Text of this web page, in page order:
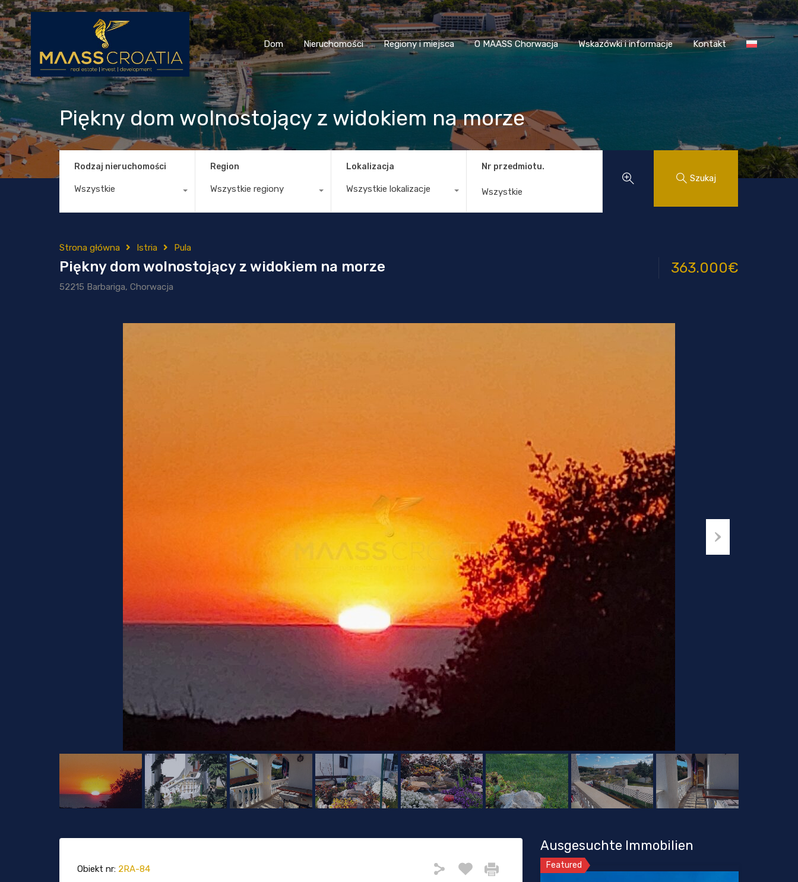
Dom Nieruchomości Regiony i miejsca O MAASS Chorwacja Wskazówki i informacje Kontakt
Dom Nieruchomości Regiony i miejsca O MAASS Chorwacja Wskazówki i informacje Kontakt
Piękny dom wolnostojący z widokiem na morze
Rodzaj nieruchomości
Wszystkie
Region
Wszystkie regiony
Lokalizacja
Wszystkie lokalizacje
Nr przedmiotu.
Szukaj
Strona główna Istria Pula
Piękny dom wolnostojący z widokiem na morze
52215 Barbariga, Chorwacja
363.000€
Obiekt nr: 2RA-84
Ausgesuchte Immobilien
Featured